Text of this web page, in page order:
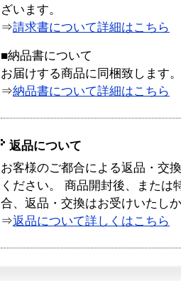
ざいます。
⇒請求書について詳細はこちら
■納品書について
お届けする商品に同梱致します。
⇒納品書について詳細はこちら
返品について
お客様のご都合による返品・交
ください。 商品開封後、または
合、返品・交換はお受けいたし
⇒返品について詳しくはこちら